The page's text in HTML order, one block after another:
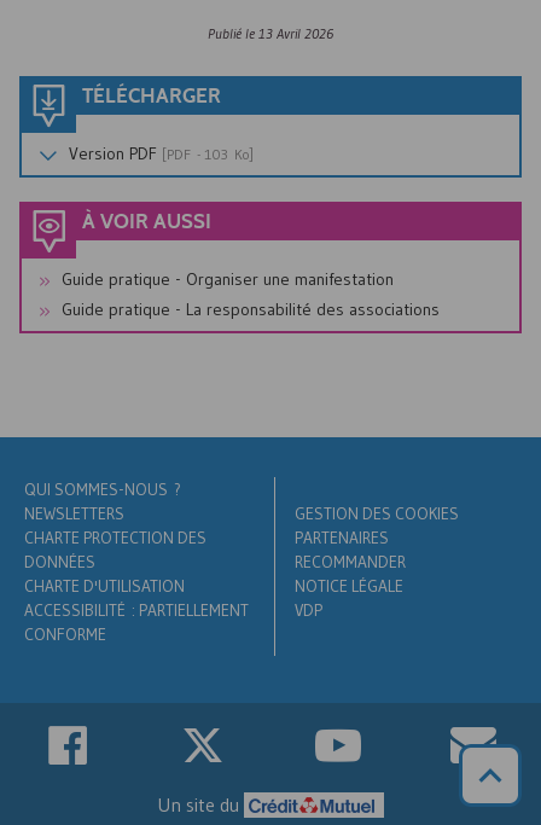
Publié le 13 Avril 2026
TÉLÉCHARGER
Version PDF [PDF - 103 Ko]
À VOIR AUSSI
Guide pratique - Organiser une manifestation
Guide pratique - La responsabilité des associations
QUI SOMMES-NOUS ?
NEWSLETTERS
CHARTE PROTECTION DES
DONNÉES
CHARTE D'UTILISATION
ACCESSIBILITÉ : PARTIELLEMENT
CONFORME
GESTION DES COOKIES
PARTENAIRES
RECOMMANDER
NOTICE LÉGALE
VDP
Un site du